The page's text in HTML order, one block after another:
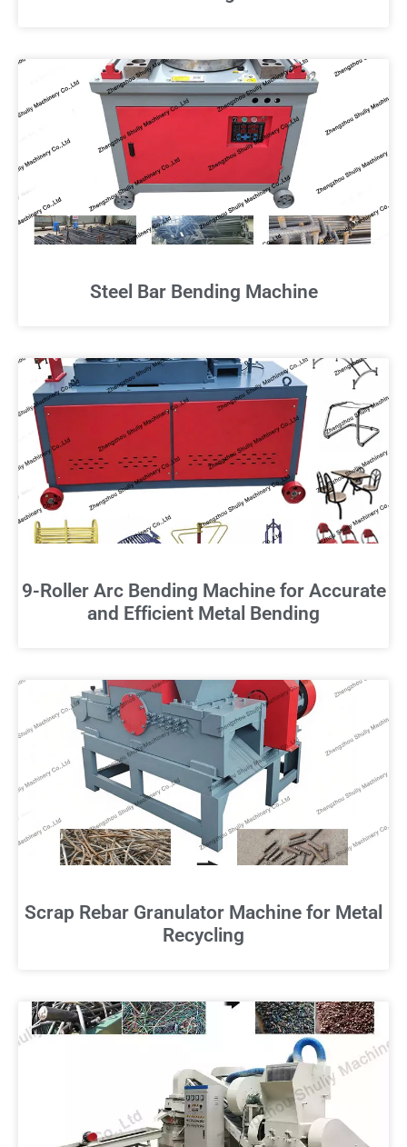
Steel Bar Bending Machine
9-Roller Arc Bending Machine for Accurate
and Efficient Metal Bending
Scrap Rebar Granulator Machine for Metal
Recycling